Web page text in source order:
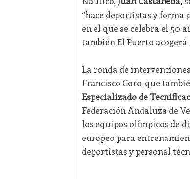
“hace deportistas y forma
en el que se celebra el 50
también El Puerto
La ronda de
Francisco Coro, que
Especializado de
Federación Andaluza de
los equipos olímpicos de
europeo para
deportistas y personal